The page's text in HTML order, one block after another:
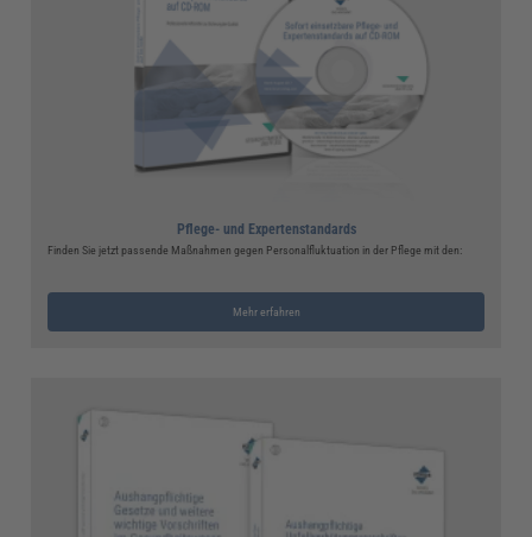
Pflege- und Expertenstandards
Finden Sie jetzt passende Maßnahmen gegen Personalfluktuation in der Pflege mit den:
Mehr erfahren